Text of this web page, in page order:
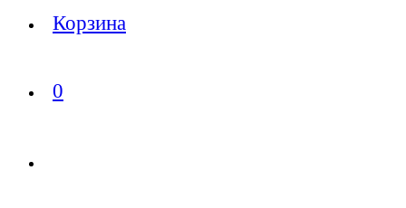
Корзина
0